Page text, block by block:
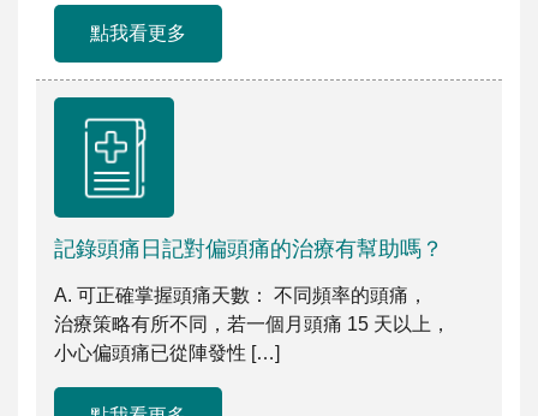
點我看更多
記錄頭痛日記對偏頭痛的治療有幫助嗎？
A. 可正確掌握頭痛天數： 不同頻率的頭痛，
治療策略有所不同，若一個月頭痛 15 天以上，
小心偏頭痛已從陣發性 […]